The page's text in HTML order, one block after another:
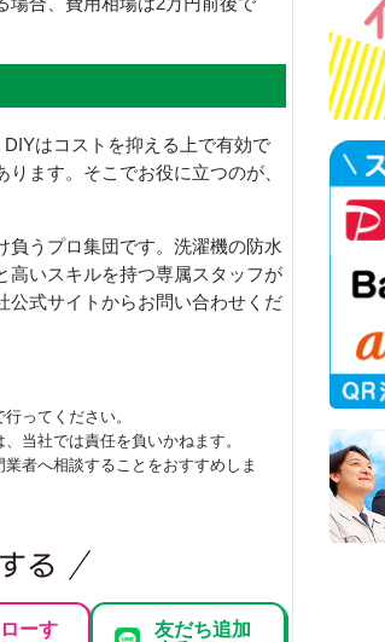
場合、費用相場は2万円前後で
はコストを抑える上で有効で
ます。そこでお役に立つのが、
負うプロ集団です。洗濯機の防水
高いスキルを持つ専属スタッフが
公式サイトからお問い合わせくだ
ってください。
当社では責任を負いかねます。
者へ相談することをおすすめしま
ーす
友だち追加